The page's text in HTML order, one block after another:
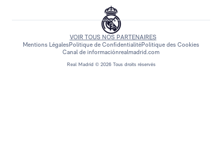
Real Madrid © 2026 Tous droits réservés
VOIR TOUS NOS PARTENAIRES
Mentions LégalesPolitique de ConfidentialitéPolitique des Cookies
Canal de informaciónrealmadrid.com